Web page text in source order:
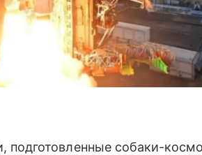
подготовленные собаки-